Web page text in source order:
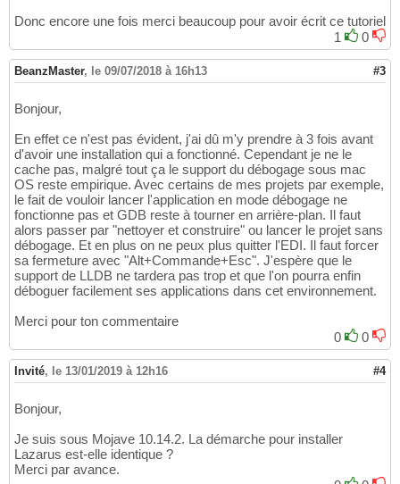
Donc encore une fois merci beaucoup pour avoir écrit ce tutoriel
1
0
BeanzMaster, le 09/07/2018 à 16h13 #3
Bonjour,
En effet ce n'est pas évident, j'ai dû m'y prendre à 3 fois avant
d'avoir une installation qui a fonctionné. Cependant je ne le
cache pas, malgré tout ça le support du débogage sous mac
OS reste empirique. Avec certains de mes projets par exemple,
le fait de vouloir lancer l'application en mode débogage ne
fonctionne pas et GDB reste à tourner en arrière-plan. Il faut
alors passer par "nettoyer et construire" ou lancer le projet sans
débogage. Et en plus on ne peux plus quitter l'EDI. Il faut forcer
sa fermeture avec "Alt+Commande+Esc". J'espère que le
support de LLDB ne tardera pas trop et que l'on pourra enfin
déboguer facilement ses applications dans cet environnement.
Merci pour ton commentaire
0
0
Invité, le 13/01/2019 à 12h16 #4
Bonjour,
Je suis sous Mojave 10.14.2. La démarche pour installer
Lazarus est-elle identique ?
Merci par avance.